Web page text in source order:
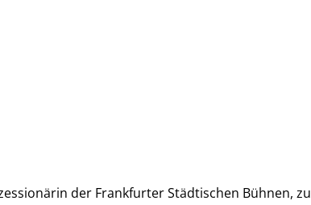
der Frankfurter Städtischen Bühnen, zu